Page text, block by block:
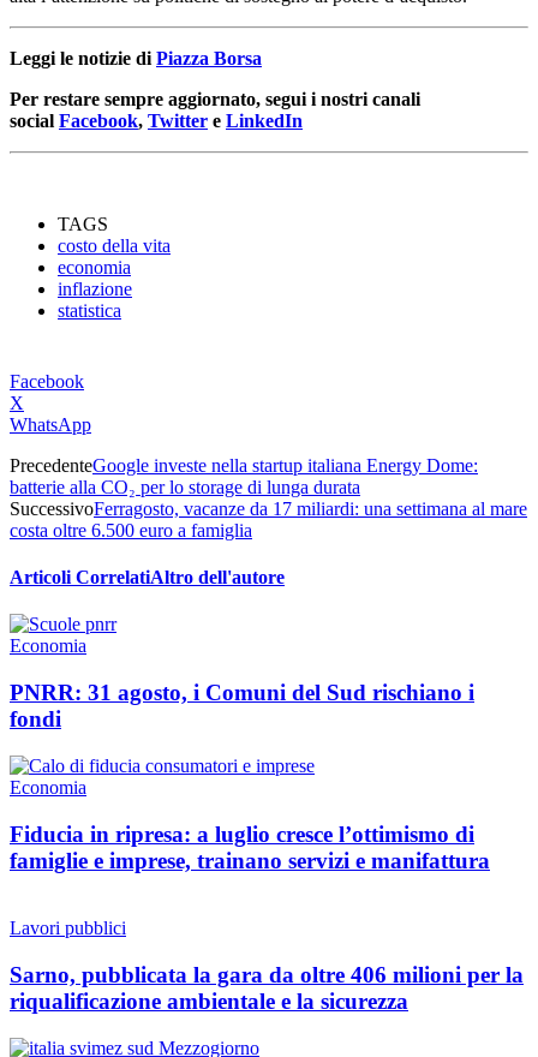
Leggi le notizie di Piazza Borsa
Per restare sempre aggiornato, segui i nostri canali
social Facebook, Twitter e LinkedIn
TAGS
costo della vita
economia
inflazione
statistica
Facebook
X
WhatsApp
PrecedenteGoogle investe nella startup italiana Energy Dome:
batterie alla CO₂ per lo storage di lunga durata
SuccessivoFerragosto, vacanze da 17 miliardi: una settimana al mare
costa oltre 6.500 euro a famiglia
Articoli CorrelatiAltro dell'autore
Economia
PNRR: 31 agosto, i Comuni del Sud rischiano i
fondi
Economia
Fiducia in ripresa: a luglio cresce l’ottimismo di
famiglie e imprese, trainano servizi e manifattura
Lavori pubblici
Sarno, pubblicata la gara da oltre 406 milioni per la
riqualificazione ambientale e la sicurezza